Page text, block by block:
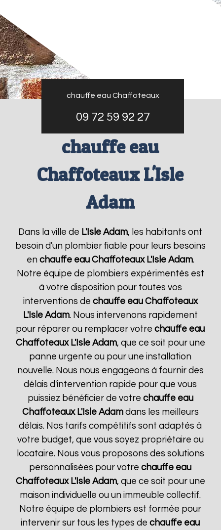
chauffe eau Chaffoteaux
09 72 59 92 27
chauffe eau
Chaffoteaux L'Isle
Adam
Dans la ville de L'Isle Adam, les habitants ont
besoin d'un plombier fiable pour leurs besoins
en chauffe eau Chaffoteaux L'Isle Adam.
Notre équipe de plombiers expérimentés est
à votre disposition pour toutes vos
interventions de chauffe eau Chaffoteaux
L'Isle Adam. Nous intervenons rapidement
pour réparer ou remplacer votrechauffe eau
Chaffoteaux L'Isle Adam, que ce soit pour une
panne urgente ou pour une installation
nouvelle. Nous nous engageons à fournir des
délais d'intervention rapide pour que vous
puissiez bénéficier de votre chauffe eau
Chaffoteaux L'Isle Adamdans les meilleurs
délais. Nos tarifs compétitifs sont adaptés à
votre budget, que vous soyez propriétaire ou
locataire. Nous vous proposons des solutions
personnalisées pour votrechauffe eau
Chaffoteaux L'Isle Adam, que ce soit pour une
maison individuelle ou un immeuble collectif.
Notre équipe de plombiers est formée pour
intervenir sur tous les types dechauffe eau